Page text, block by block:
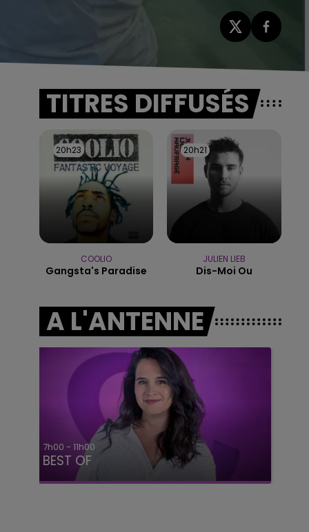
BEST OF
TITRES DIFFUSÉS
20h23
20h23
COOLIO
Gangsta's Paradise
20h21
20h21
JULIEN LIEB
Dis-Moi Ou
A L'ANTENNE
11h00 - 16h00
Le week-end Champagne FM